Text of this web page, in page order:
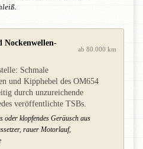
Nockenwellen-
ab 80.000 km
Schmale
und Kipphebel des OM654
durch unzureichende
veröffentlichte TSBs.
oder klopfendes Geräusch aus
rauer Motorlauf,